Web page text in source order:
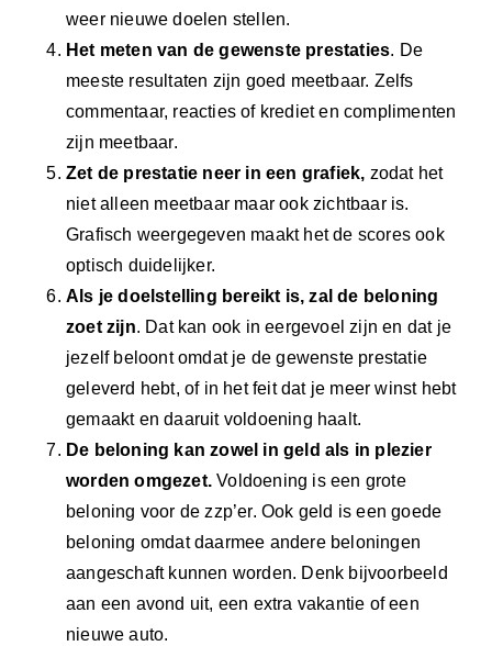
weer nieuwe doelen stellen.
Het meten van de gewenste prestaties. De
meeste resultaten zijn goed meetbaar. Zelfs
commentaar, reacties of krediet en complimenten
zijn meetbaar.
Zet de prestatie neer in een grafiek, zodat het
niet alleen meetbaar maar ook zichtbaar is.
Grafisch weergegeven maakt het de scores ook
optisch duidelijker.
Als je doelstelling bereikt is, zal de beloning
zoet zijn. Dat kan ook in eergevoel zijn en dat je
jezelf beloont omdat je de gewenste prestatie
geleverd hebt, of in het feit dat je meer winst hebt
gemaakt en daaruit voldoening haalt.
De beloning kan zowel in geld als in plezier
worden omgezet. Voldoening is een grote
beloning voor de zzp’er. Ook geld is een goede
beloning omdat daarmee andere beloningen
aangeschaft kunnen worden. Denk bijvoorbeeld
aan een avond uit, een extra vakantie of een
nieuwe auto.